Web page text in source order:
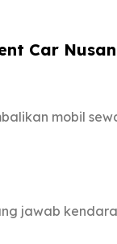
Car
mobil
jawab